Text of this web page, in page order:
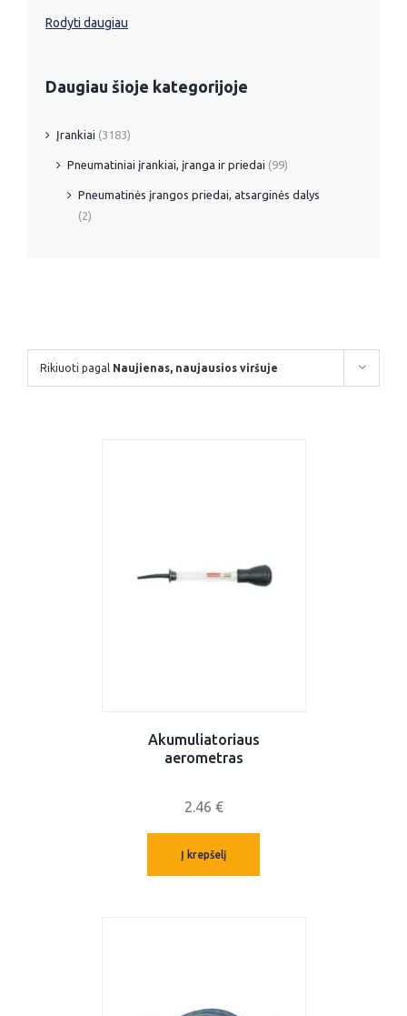
Rikiuoti pagal Naujienas, naujausios viršuje
Akumuliatoriaus
aerometras
2.46 €
Į krepšelį
Rodyti daugiau
Daugiau šioje kategorijoje
Įrankiai (3183)
Pneumatiniai įrankiai, įranga ir priedai (99)
Pneumatinės įrangos priedai, atsarginės dalys
(2)